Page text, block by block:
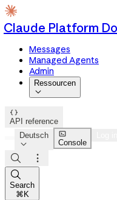
Claude Platform
Messages
Managed Agents
Admin
Ressourcen


API reference
Deutsch


Console



Search
⌘K